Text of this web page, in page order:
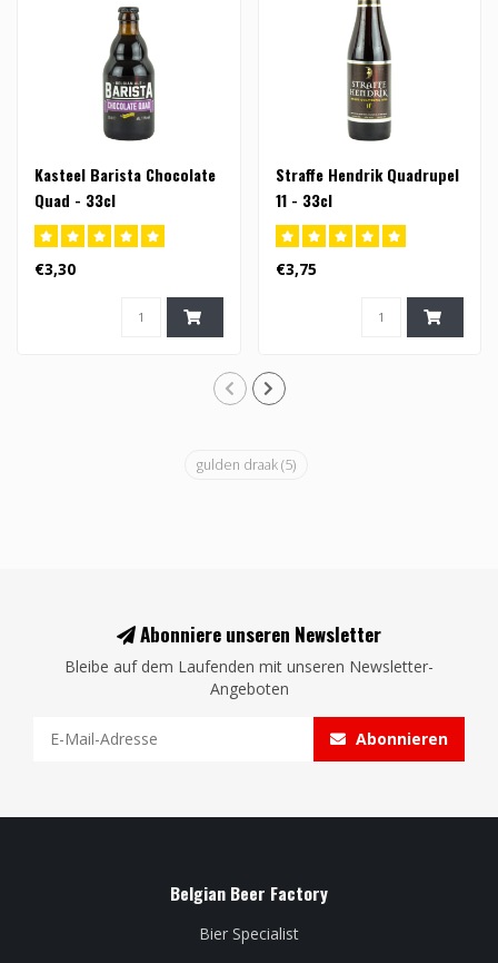
Kasteel Barista Chocolate
Quad - 33cl
€3,30
Straffe Hendrik Quadrupel
11 - 33cl
€3,75
gulden draak(5)
Abonniere unseren Newsletter
Bleibe auf dem Laufenden mit unseren Newsletter-
Angeboten
Abonnieren
Belgian Beer Factory
Bier Specialist